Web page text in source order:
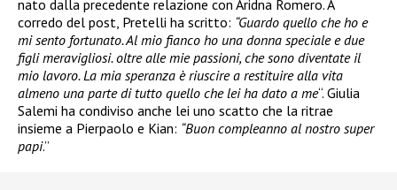
nato dalla precedente relazione con Aridna Romero. A
corredo del post, Pretelli ha scritto: “Guardo quello che ho e
mi sento fortunato. Al mio fianco ho una donna speciale e due
figli meravigliosi. oltre alle mie passioni, che sono diventate il
mio lavoro. La mia speranza è riuscire a restituire alla vita
almeno una parte di tutto quello che lei ha dato a me“. Giulia
Salemi ha condiviso anche lei uno scatto che la ritrae
insieme a Pierpaolo e Kian: “Buon compleanno al nostro super
papi.”